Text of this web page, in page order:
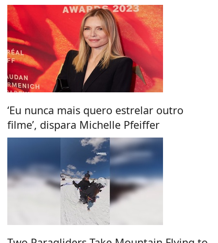
‘Eu nunca mais quero estrelar outro
filme’, dispara Michelle Pfeiffer